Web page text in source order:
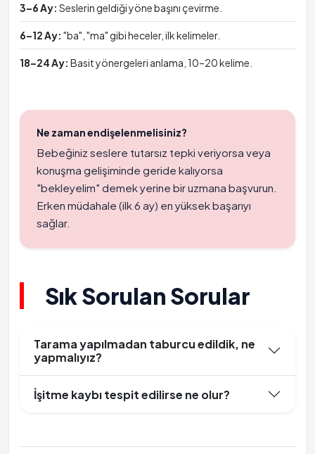
3–6 Ay: Seslerin geldiği yöne başını çevirme.
6–12 Ay: "ba", "ma" gibi heceler, ilk kelimeler.
18–24 Ay: Basit yönergeleri anlama, 10–20 kelime.
Ne zaman endişelenmelisiniz?
Bebeğiniz seslere tutarsız tepki veriyorsa veya
konuşma gelişiminde geride kalıyorsa
"bekleyelim" demek yerine bir uzmana başvurun.
Erken müdahale (ilk 6 ay) en yüksek başarıyı
sağlar.
Sık Sorulan Sorular
Tarama yapılmadan taburcu edildik, ne
yapmalıyız?
İşitme kaybı tespit edilirse ne olur?